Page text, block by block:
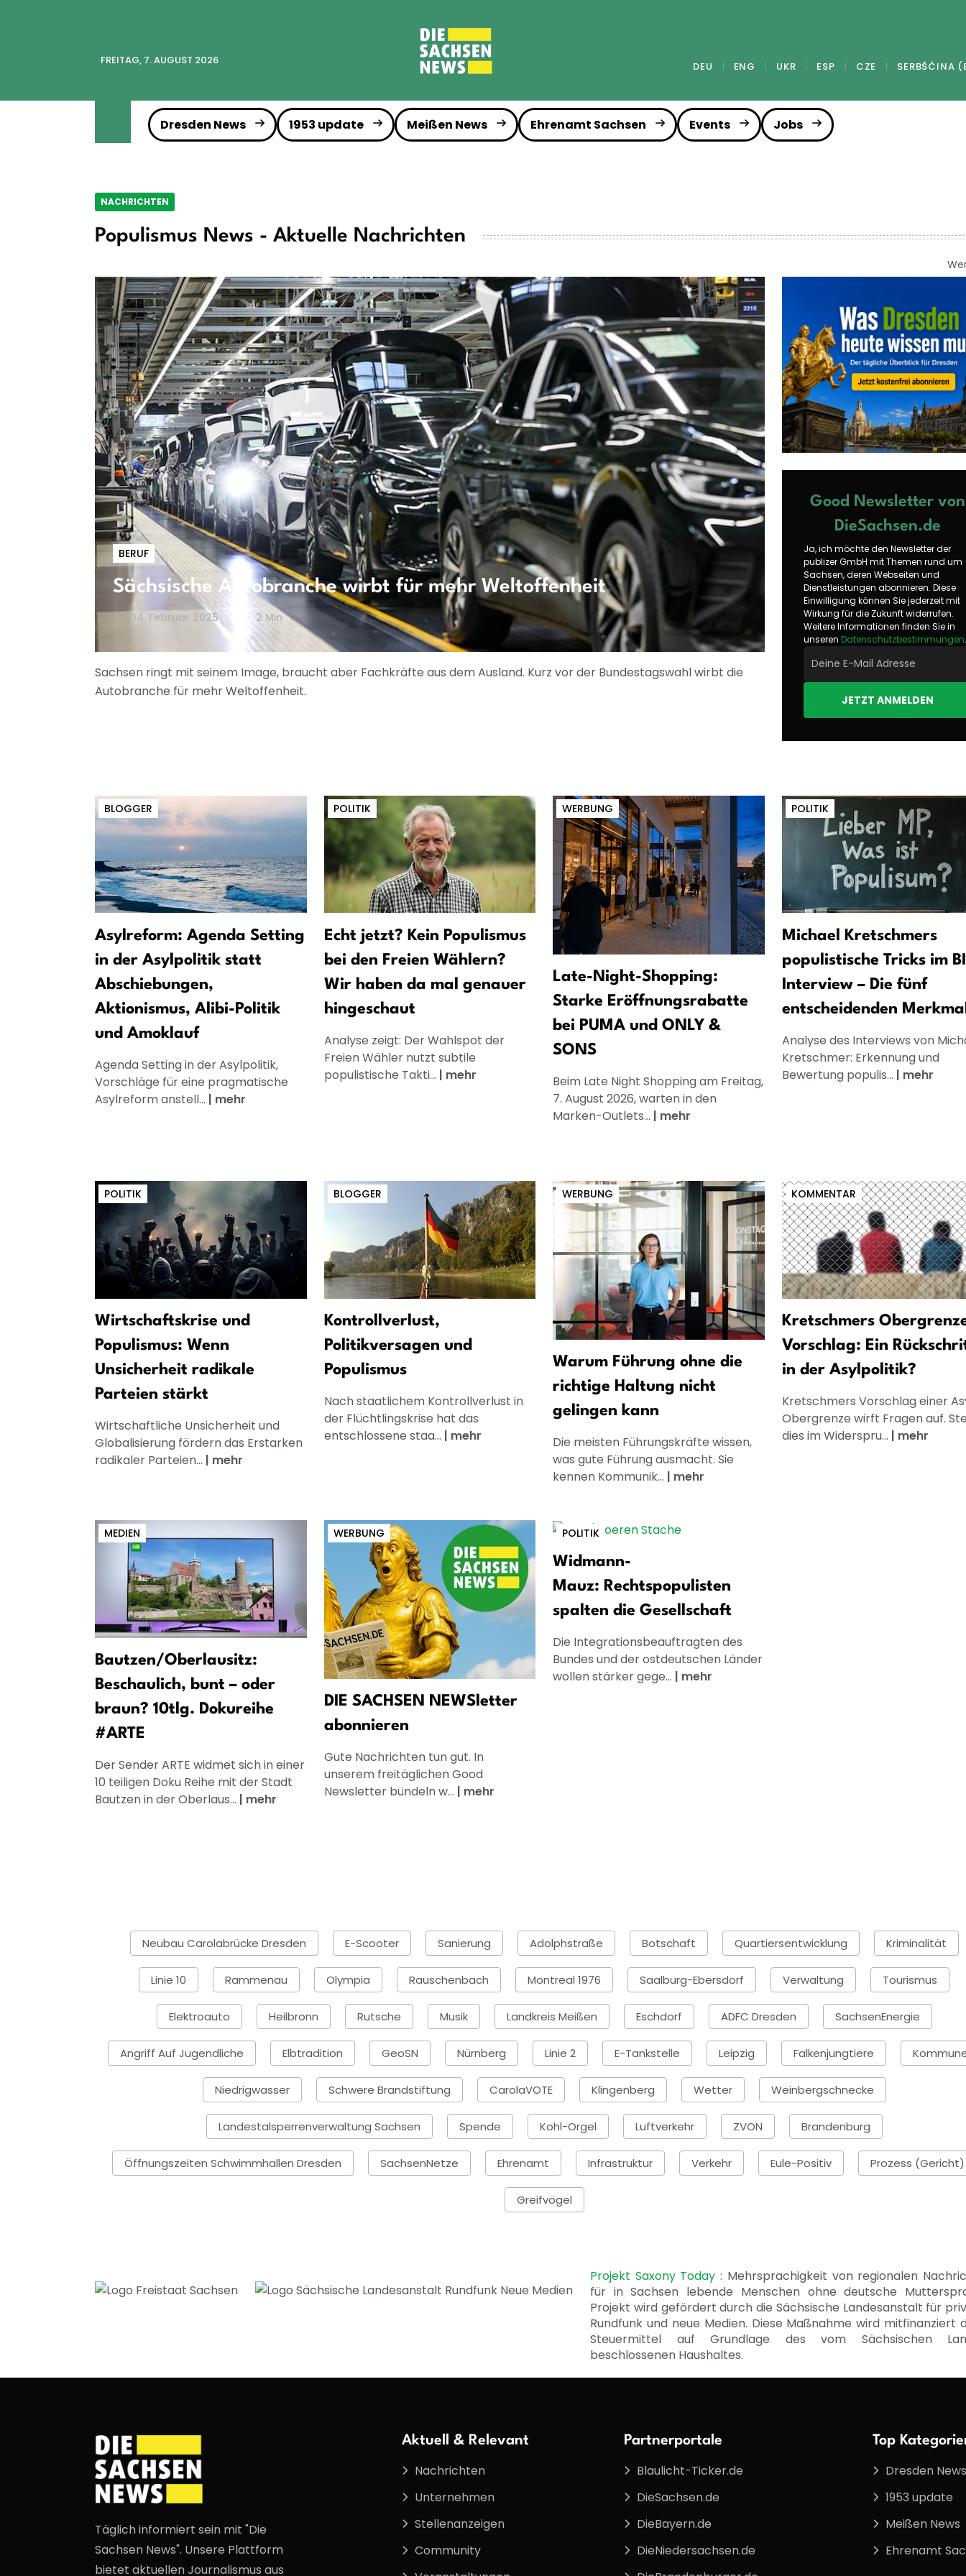
FREITAG, 7. AUGUST 2026 DEU ENG UKR ESP CZE SERBŠĆINA
Dresden News 1953 update Meißen News Ehrenamt Sachsen Events Jobs
NACHRICHTEN
Populismus News - Aktuelle Nachrichten
BERUF
Sächsische Autobranche wirbt für mehr Weltoffenheit
04. Februar 2025 2 Min
Sachsen ringt mit seinem Image, braucht aber Fachkräfte aus dem Ausland. Kurz vor der Bundestagswahl wirbt die
Autobranche für mehr Weltoffenheit.
Good Newsletter von
DieSachsen.de
Ja, ich möchte den Newsletter der
publizer GmbH mit Themen rund um
Sachsen, deren Webseiten und
Dienstleistungen abonnieren. Diese
Einwilligung können Sie jederzeit mit
Wirkung für die Zukunft widerrufen.
Weitere Informationen finden Sie in
unseren Datenschutzbestimmungen.
JETZT ANMELDEN
BLOGGER
Asylreform: Agenda Setting
in der Asylpolitik statt
Abschiebungen,
Aktionismus, Alibi-Politik
und Amoklauf
Agenda Setting in der Asylpolitik,
Vorschläge für eine pragmatische
Asylreform anstell... | mehr
POLITIK
Echt jetzt? Kein Populismus
bei den Freien Wählern?
Wir haben da mal genauer
hingeschaut
Analyse zeigt: Der Wahlspot der
Freien Wähler nutzt subtile
populistische Takti... | mehr
WERBUNG
Late-Night-Shopping:
Starke Eröffnungsrabatte
bei PUMA und ONLY &
SONS
Beim Late Night Shopping am Freitag,
7. August 2026, warten in den
Marken-Outlets... | mehr
POLITIK
Michael Kretschmers
populistische Tricks im
Interview – Die fünf
entscheidenden
Analyse des Interviews von
Kretschmer: Erkennung und
Bewertung populis... | mehr
POLITIK
Wirtschaftskrise und
Populismus: Wenn
Unsicherheit radikale
Parteien stärkt
Wirtschaftliche Unsicherheit und
Globalisierung fördern das Erstarken
radikaler Parteien... | mehr
BLOGGER
Kontrollverlust,
Politikversagen und
Populismus
Nach staatlichem Kontrollverlust in
der Flüchtlingskrise hat das
entschlossene staa... | mehr
WERBUNG
Warum Führung ohne die
richtige Haltung nicht
gelingen kann
Die meisten Führungskräfte wissen,
was gute Führung ausmacht. Sie
kennen Kommunik... | mehr
KOMMENTAR
Kretschmers
Vorschlag: Ein
in der Asylpolitik?
Kretschmers Vorschlag einer
Obergrenze wirft Fragen auf.
dies im Widerspru... | mehr
MEDIEN
Bautzen/Oberlausitz:
Beschaulich, bunt – oder
braun? 10tlg. Dokureihe
#ARTE
Der Sender ARTE widmet sich in einer
10 teiligen Doku Reihe mit der Stadt
Bautzen in der Oberlaus... | mehr
WERBUNG
DIE SACHSEN NEWSletter
abonnieren
Gute Nachrichten tun gut. In
unserem freitäglichen Good
Newsletter bündeln w... | mehr
POLITIK
Widmann-
Mauz: Rechtspopulisten
spalten die Gesellschaft
Die Integrationsbeauftragten des
Bundes und der ostdeutschen Länder
wollen stärker gege... | mehr
Neubau Carolabrücke Dresden E-Scooter Sanierung Adolphstraße Botschaft Quartiersentwicklung Kriminalität
Linie 10 Rammenau Olympia Rauschenbach Montreal 1976 Saalburg-Ebersdorf Verwaltung Tourismus
Elektroauto Heilbronn Rutsche Musik Landkreis Meißen Eschdorf ADFC Dresden SachsenEnergie
Angriff Auf Jugendliche Elbtradition GeoSN Nürnberg Linie 2 E-Tankstelle Leipzig Falkenjungtiere
Niedrigwasser Schwere Brandstiftung CarolaVOTE Klingenberg Wetter Weinbergschnecke
Landestalsperrenverwaltung Sachsen Spende Kohl-Orgel Luftverkehr ZVON Brandenburg
Öffnungszeiten Schwimmhallen Dresden SachsenNetze Ehrenamt Infrastruktur Verkehr Eule-Positiv Prozess (Gericht)
Greifvögel
Projekt Saxony Today: Mehrsprachigkeit von regionalen
für in Sachsen lebende Menschen ohne deutsche
Projekt wird gefördert durch die Sächsische Landesanstalt für
Rundfunk und neue Medien. Diese Maßnahme wird mitfinanziert
Steuermittel auf Grundlage des vom Sächsischen
beschlossenen Haushaltes.
Täglich informiert sein mit "Die
Sachsen News". Unsere Plattform
bietet aktuellen Journalismus aus
Aktuell & Relevant
Nachrichten
Unternehmen
Stellenanzeigen
Community
Partnerportale
Blaulicht-Ticker.de
DieSachsen.de
DieBayern.de
DieNiedersachsen.de
Top
Dresden News
1953 update
Meißen News
Ehrenamt